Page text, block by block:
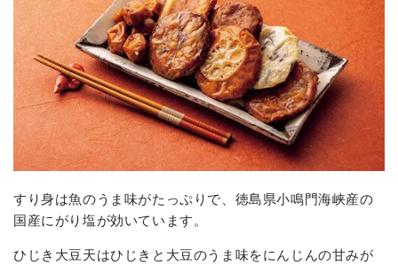
すり身は魚のうま味がたっぷりで、徳島県小鳴門海峡産の
国産にがり塩が効いています。
ひじき大豆天はひじきと大豆のうま味をにんじんの甘みが